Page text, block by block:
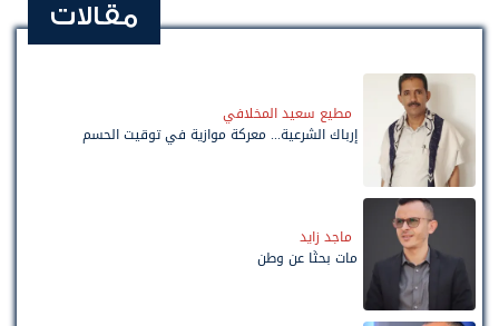
مقالات
مطيع سعيد المخلافي
إرباك الشرعية... معركة موازية في توقيت الحسم
ماجد زايد
مات بحثًا عن وطن